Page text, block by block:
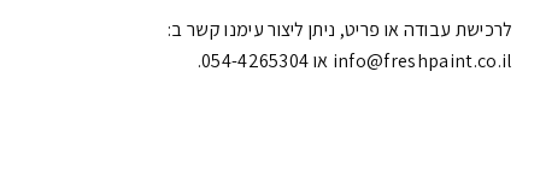
לרכישת עבודה או פריט, ניתן ליצור עימנו קשר ב:
info@freshpaint.co.il‏ או 054-4265304.